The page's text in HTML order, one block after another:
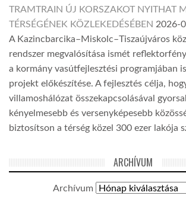
TRAMTRAIN ÚJ KORSZAKOT NYITHAT
TÉRSÉGÉNEK KÖZLEKEDÉSÉBEN 2026-
A Kazincbarcika–Miskolc–Tiszaújváros
rendszer megvalósítása ismét
a kormány vasútfejlesztési programjában
projekt előkészítése. A fejlesztés célja,
villamoshálózat összekapcsolásával
kényelmesebb és versenyképesebb
biztosítson a térség közel 300 ezer lakója
ARCHÍVUM
Archívum